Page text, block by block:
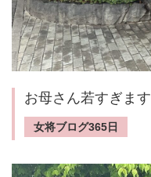
お母さん若すぎます
女将ブログ365日